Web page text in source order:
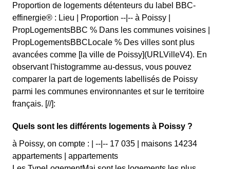
Proportion de logements détenteurs du label BBC-
effinergie® : Lieu | Proportion --|-- à Poissy |
PropLogementsBBC % Dans les communes voisines |
PropLogementsBBCLocale % Des villes sont plus
avancées comme [la ville de Poissy](URLVilleV4). En
observant l'histogramme au-dessus, vous pouvez
comparer la part de logements labellisés de Poissy
parmi les communes environnantes et sur le territoire
français. [//]:
Quels sont les différents logements à Poissy ?
à Poissy, on compte : | --|-- 17 035 | maisons 14234
appartements | appartements